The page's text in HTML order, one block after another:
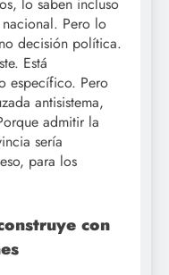
lo saben incluso
Pero lo
decisión política.
Está
específico. Pero
antisistema,
admitir la
sería
para los
con